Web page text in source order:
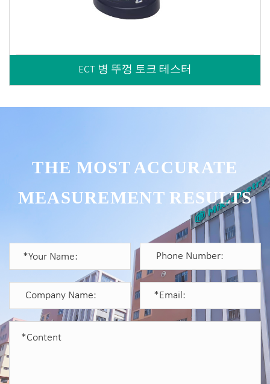
ECT 병 뚜껑 토크 테스터
THE MOST ACCURATE
MEASUREMENT RESULTS